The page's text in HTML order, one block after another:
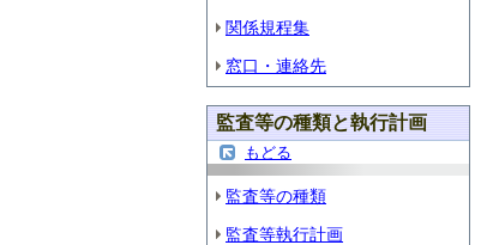
関係規程集
窓口・連絡先
監査等の種類と執行計画
もどる
監査等の種類
監査等執行計画